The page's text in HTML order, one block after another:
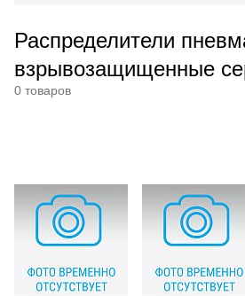
Распределители
взрывозащищенные
0 товаров